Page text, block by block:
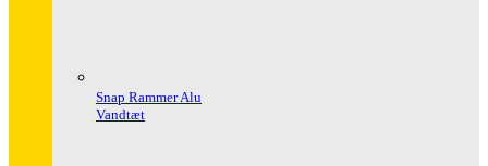
Snap Rammer Alu
Vandtæt